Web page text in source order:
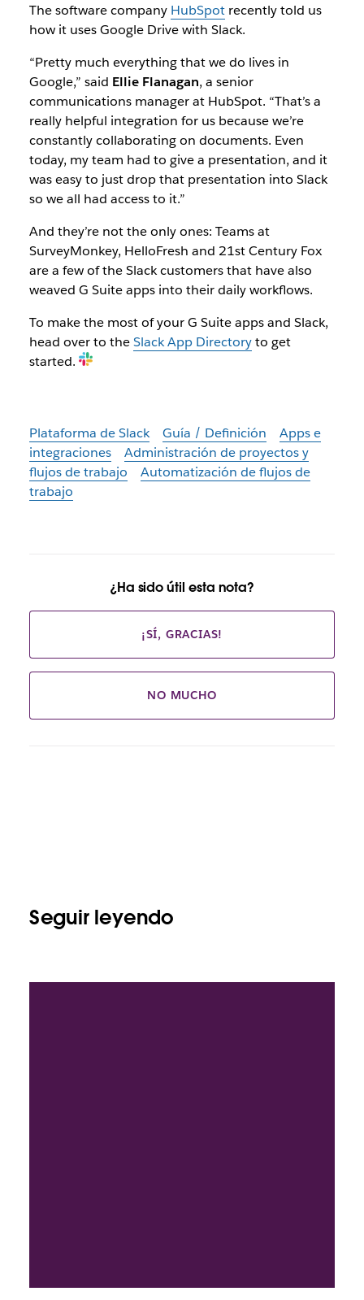
The software company HubSpotrecently told us
how it uses Google Drive with Slack.
“Pretty much everything that we do lives in
Google,” said Ellie Flanagan, a senior
communications manager at HubSpot. “That’s a
really helpful integration for us because we’re
constantly collaborating on documents. Even
today, my team had to give a presentation, and it
was easy to just drop that presentation into Slack
so we all had access to it.”
And they’re not the only ones: Teams at
SurveyMonkey, HelloFresh and 21st Century Fox
are a few of the Slack customers that have also
weaved G Suite apps into their daily workflows.
To make the most of your G Suite apps and Slack,
head over to theSlack App Directoryto get
started.
Plataforma de Slack Guía / Definición
Apps e
integraciones
Administración de proyectos y
flujos de trabajo
Automatización de flujos de
trabajo
¿Ha sido útil esta nota?
¡SÍ, GRACIAS!
NO MUCHO
Seguir leyendo